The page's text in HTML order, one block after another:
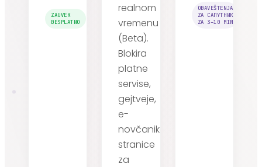
ZAUVEK
BESPLATNO
realnom
vremenu
(Beta).
Blokira
platne
servise,
gejtveje,
e-
novčanike,
stranice
za
OBAVEŠTENJA
ZA САПУТНИК
ZA 3–10 MIN